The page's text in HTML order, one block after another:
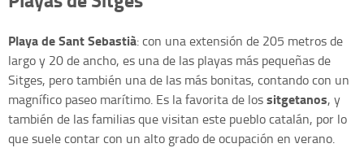
Playa de Sant Sebastià: con una extensión de 205 metros de
largo y 20 de ancho, es una de las playas más pequeñas de
Sitges, pero también una de las más bonitas, contando con un
magnífico paseo marítimo. Es la favorita de los ‎sitgetanos, y
también de las familias que visitan este pueblo catalán, por lo
que suele contar con un alto grado de ocupación en verano.